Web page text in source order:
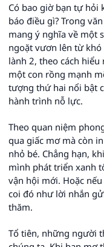
Có bao giờ bạn tự hỏi
báo điều gì? Trong
mang ý nghĩa về một
ngoặt vươn lên từ
lành 2, theo cách
một con rồng mạnh
tượng thứ hai nổi bật
hành trình nỗ lực.
Theo quan niệm
qua giấc mơ mà còn
nhỏ bé. Chẳng hạn,
mình phát triển xanh
vận hội mới. Hoặc
coi đó như lời nhắn
thăm.
Tổ tiên, những người